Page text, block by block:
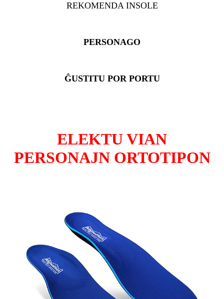
REKOMENDA INSOLE
PERSONAGO
ĜUSTITU POR PORTU
ELEKTU VIAN
PERSONAJN ORTOTIPON